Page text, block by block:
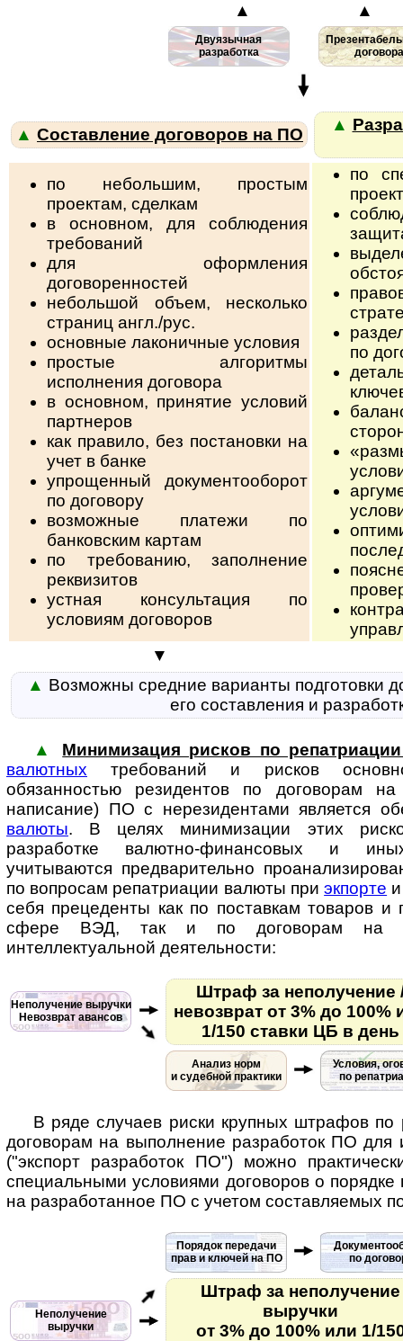
▲ ▲
Двуязычная
разработка
договора
▲ Составление договоров на ПО
▲
по небольшим, простым
проектам, сделкам
в основном, для соблюдения
требований
для оформления
договоренностей
небольшой объем, несколько
страниц англ./рус.
основные лаконичные условия
простые алгоритмы
исполнения договора
в основном, принятие условий
партнеров
как правило, без постановки на
учет в банке
упрощенный документооборот
по договору
возможные платежи по
банковским картам
по требованию, заполнение
реквизитов
устная консультация по
условиям договоров
по
по
▼
▲ Возможны средние варианты подготовки
его составления и
▲
Минимизация рисков по
валютных требований и рисков
обязанностью резидентов по договорам на
написание) ПО с нерезидентами является
валюты. В целях минимизации этих
разработке валютно-финансовых и
учитываются предварительно
по вопросам репатриации валюты приэкпорте
себя прецеденты как по поставкам товаров
сфере ВЭД, так и по договорам на
интеллектуальной деятельности:
Неполучение выручки
Невозврат авансов
Штраф за неполучение
невозврат от 3% до 100%
1/150 ставки ЦБ в день
Анализ норм
и судебной практики
Условия,
по
В ряде случаев риски крупных штрафов
договорам на выполнение разработок ПО для
("экспорт разработок ПО") можно
специальными условиями договоров о
на разработанное ПО с учетом составляемых
Порядок передачи
прав и ключей на ПО
по
Неполучение
выручки
Штраф за неполучение
выручки
от 3% до 100% или 1/